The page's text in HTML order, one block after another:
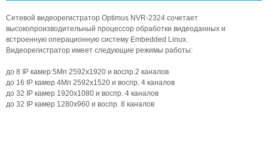
Сетевой видеорегистратор Optimus NVR-2324 сочетает
высокопроизводительный процессор обработки видеоданных и
встроенную операционную систему Embedded Linux.
Видеорегистратор имеет следующие режимы работы:
до 8 IP камер 5Мп 2592х1920 и воспр.2 каналов
до 16 IP камер 4Мп 2592х1520 и воспр. 4 каналов
до 32 IP камер 1920х1080 и воспр. 4 каналов
до 32 IP камер 1280х960 и воспр. 8 каналов